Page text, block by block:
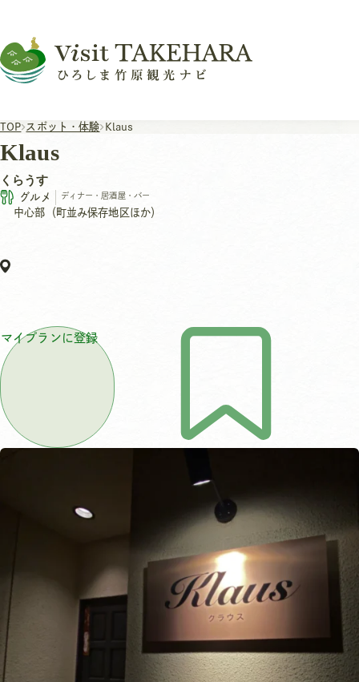
TOP スポット・体験 Klaus
Klaus
くらうす
グルメ ディナー・居酒屋・バー
中心部（町並み保存地区ほか）
マイプランに登録